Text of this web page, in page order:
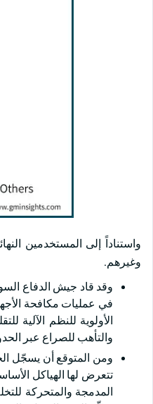
واستناداً إلى المستخدمين
وغيرهم.
في عمليات مكافحة
الأولوية للنظم الآلية
والتأهب للصراع عبر
تتعرض لها الهياكل
المدمجة والمتحركة